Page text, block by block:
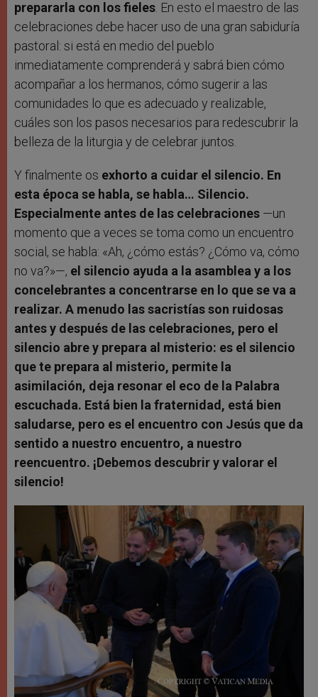
prepararla con los fieles . En esto el maestro de las
celebraciones debe hacer uso de una gran sabiduría
pastoral: si está en medio del pueblo
inmediatamente comprenderá y sabrá bien cómo
acompañar a los hermanos, cómo sugerir a las
comunidades lo que es adecuado y realizable,
cuáles son los pasos necesarios para redescubrir la
belleza de la liturgia y de celebrar juntos.
Y finalmente os exhorto a cuidar el silencio. En
esta época se habla, se habla… Silencio.
Especialmente antes de las celebraciones —un
momento que a veces se toma como un encuentro
social, se habla: «Ah, ¿cómo estás? ¿Cómo va, cómo
no va?»—, el silencio ayuda a la asamblea y a los
concelebrantes a concentrarse en lo que se va a
realizar. A menudo las sacristías son ruidosas
antes y después de las celebraciones, pero el
silencio abre y prepara al misterio: es el silencio
que te prepara al misterio, permite la
asimilación, deja resonar el eco de la Palabra
escuchada. Está bien la fraternidad, está bien
saludarse, pero es el encuentro con Jesús que da
sentido a nuestro encuentro, a nuestro
reencuentro. ¡Debemos descubrir y valorar el
silencio!